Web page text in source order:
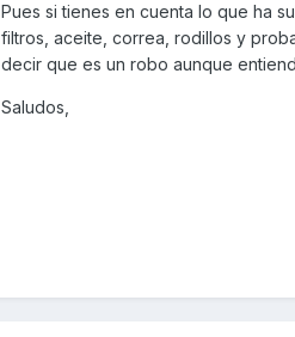
Pues si tienes en cuenta lo que ha
filtros, aceite, correa, rodillos y
decir que es un robo aunque
Saludos,